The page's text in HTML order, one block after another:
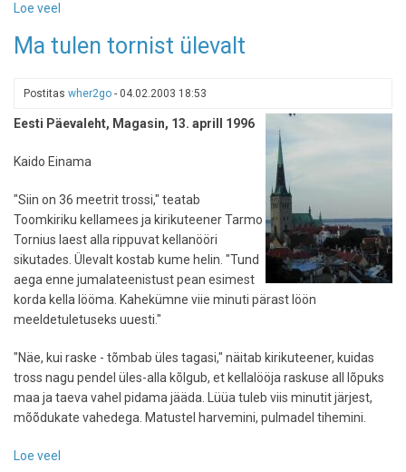
Loe veel
miljoni
vaated
Ma tulen tornist ülevalt
Postitas wher2go - 04.02.2003 18:53
Eesti Päevaleht, Magasin, 13. aprill 1996
Kaido Einama
"Siin on 36 meetrit trossi," teatab
Toomkiriku kellamees ja kirikuteener Tarmo
Tornius laest alla rippuvat kellanööri
sikutades. Ülevalt kostab kume helin. "Tund
aega enne jumalateenistust pean esimest
korda kella lööma. Kahekümne viie minuti pärast löön
meeldetuletuseks uuesti."
"Näe, kui raske - tõmbab üles tagasi," näitab kirikuteener, kuidas
tross nagu pendel üles-alla kõlgub, et kellalööja raskuse all lõpuks
maa ja taeva vahel pidama jääda. Lüüa tuleb viis minutit järjest,
mõõdukate vahedega. Matustel harvemini, pulmadel tihemini.
Loe veel